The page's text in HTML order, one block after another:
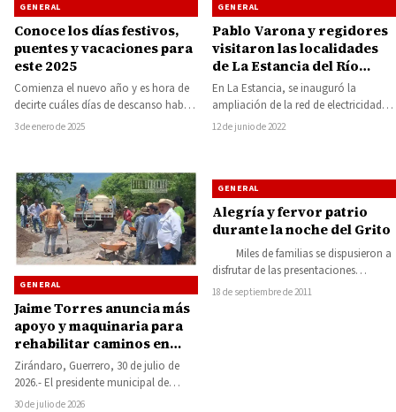
GENERAL
Conoce los días festivos,
puentes y vacaciones para
este 2025
Comienza el nuevo año y es hora de
decirte cuáles días de descanso habrá
este 2025. El primer…
3 de enero de 2025
GENERAL
Pablo Varona y regidores
visitaron las localidades
de La Estancia del Río
Chiquito, Rincón de las
Truchas y Bejucos, para
entregar beneficios y
obras
En La Estancia, se inauguró la
ampliación de la red de electricidad,
además de haberse reparado la ya…
12 de junio de 2022
GENERAL
Jaime Torres anuncia más
apoyo y maquinaria para
rehabilitar caminos en
comunidades apartadas de
Zirándaro
Zirándaro, Guerrero, 30 de julio de
2026.- El presidente municipal de
Zirándaro, Jaime Torres García,
30 de julio de 2026
GENERAL
Alegría y fervor patrio
durante la noche del Grito
Miles de familias se dispusieron a
disfrutar de las presentaciones
artísticas, la noche del 15 de
18 de septiembre de 2011